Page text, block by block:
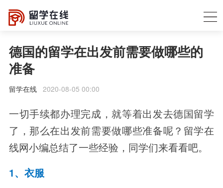
德国的留学在出发前需要做哪些的
准备
留学在线2020-08-05 00:00
一切手续都办理完成，就等着出发去德国留学
了，那么在出发前需要做哪些准备呢？留学在
线网小编总结了一些经验，同学们来看看吧。
1、衣服